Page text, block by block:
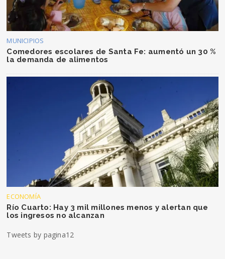
MUNICIPIOS
Comedores escolares de Santa Fe: aumentó un 30 %
la demanda de alimentos
ECONOMÍA
Río Cuarto: Hay 3 mil millones menos y alertan que
los ingresos no alcanzan
Tweets by pagina12